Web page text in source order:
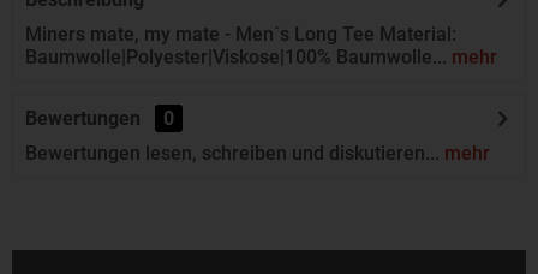
Miners mate, my mate - Men´s Long Tee Material:
Baumwolle|Polyester|Viskose|100% Baumwolle... mehr
Bewertungen
0
Bewertungen lesen, schreiben und diskutieren... mehr